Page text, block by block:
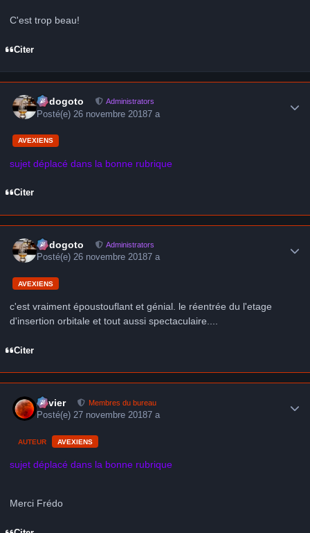
C'est trop beau!
Citer
frédogoto Administrators
Posté(e) 26 novembre 20187 a
AVEXIENS
sujet déplacé dans la bonne rubrique
Citer
frédogoto Administrators
Posté(e)26 novembre 20187 a
AVEXIENS
c'est vraiment époustouflant et génial. le réentrée du l'etage
d'insertion orbitale et tout aussi spectaculaire....
Citer
Xavier Membres du bureau
Posté(e)27 novembre 20187 a
AUTEUR AVEXIENS
sujet déplacé dans la bonne rubrique
Merci Frédo